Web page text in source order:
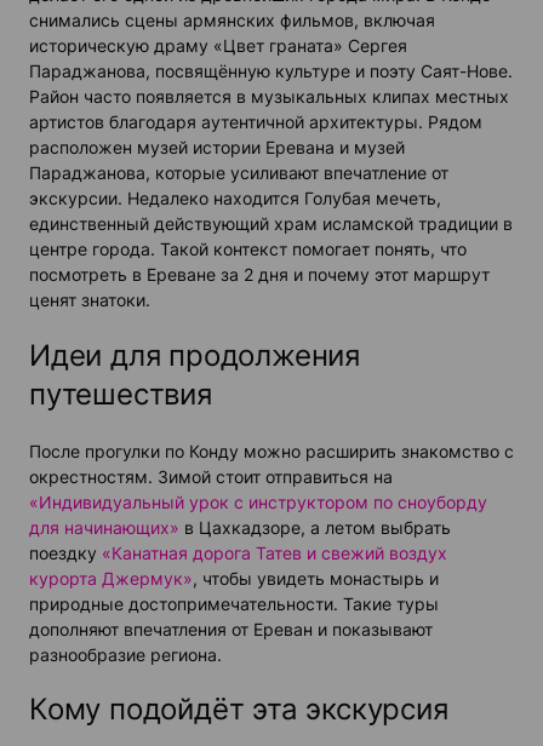
снимались сцены армянских фильмов, включая
историческую драму «Цвет граната» Сергея
Параджанова, посвящённую культуре и поэту Саят-Нове.
Район часто появляется в музыкальных клипах местных
артистов благодаря аутентичной архитектуры. Рядом
расположен музей истории Еревана и музей
Параджанова, которые усиливают впечатление от
экскурсии. Недалеко находится Голубая мечеть,
единственный действующий храм исламской традиции в
центре города. Такой контекст помогает понять, что
посмотреть в Ереване за 2 дня и почему этот маршрут
ценят знатоки.
Идеи для продолжения
путешествия
После прогулки по Конду можно расширить знакомство с
окрестностям. Зимой стоит отправиться на
«Индивидуальный урок с инструктором по сноуборду
для начинающих» в Цахкадзоре, а летом выбрать
поездку «Канатная дорога Татев и свежий воздух
курорта Джермук», чтобы увидеть монастырь и
природные достопримечательности. Такие туры
дополняют впечатления от Ереван и показывают
разнообразие региона.
Кому подойдёт эта экскурсия